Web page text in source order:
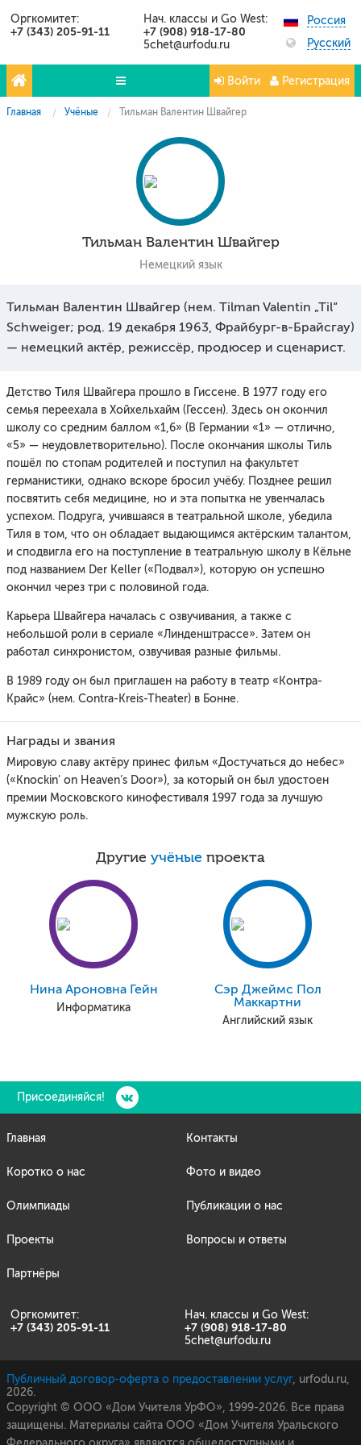
Оргкомитет: Нач. классы и Go West:
+7 (343) 205-91-11 +7 (908) 918-17-80
5chet@urfodu.ru
Россия
Русский
Олимпиады
Вопросы и ответы
Войти Регистрация
Главная Учёные Тильман Валентин Швайгер
Тильман Валентин Швайгер
Немецкий язык
Тильман Валентин Швайгер (нем. Tilman Valentin „Til“
Schweiger; род. 19 декабря 1963, Фрайбург-в-Брайсгау)
— немецкий актёр, режиссёр, продюсер и сценарист.
Детство Тиля Швайгера прошло в Гиссене. В 1977 году его
семья переехала в Хойхельхайм (Гессен). Здесь он окончил
школу со средним баллом «1,6» (В Германии «1» — отлично,
«5» — неудовлетворительно). После окончания школы Тиль
пошёл по стопам родителей и поступил на факультет
германистики, однако вскоре бросил учёбу. Позднее решил
посвятить себя медицине, но и эта попытка не увенчалась
успехом. Подруга, учившаяся в театральной школе, убедила
Тиля в том, что он обладает выдающимся актёрским талантом,
и сподвигла его на поступление в театральную школу в Кёльне
под названием Der Keller («Подвал»), которую он успешно
окончил через три с половиной года.
Карьера Швайгера началась с озвучивания, а также с
небольшой роли в сериале «Линденштрассе». Затем он
работал синхронистом, озвучивая разные фильмы.
В 1989 году он был приглашен на работу в театр «Контра-
Крайс» (нем. Contra-Kreis-Theater) в Бонне.
Награды и звания
Мировую славу актёру принес фильм «Достучаться до небес»
(«Knockin' on Heaven’s Door»), за который он был удостоен
премии Московского кинофестиваля 1997 года за лучшую
мужскую роль.
Другие учёные проекта
Нина Ароновна Гейн
Информатика
Сэр Джеймс Пол
Маккартни
Английский язык
Присоединяйся!
Главная
Коротко о нас
Олимпиады
Проекты
Партнёры
Контакты
Фото и видео
Публикации о нас
Вопросы и ответы
Оргкомитет: Нач. классы и Go West:
+7 (343) 205-91-11 +7 (908) 918-17-80
5chet@urfodu.ru
Публичный договор-оферта о предоставлении услуг, urfodu.ru,
2026.
Copyright © ООО «Дом Учителя УрФО», 1999-2026. Все права
защищены. Материалы сайта ООО «Дом Учителя Уральского